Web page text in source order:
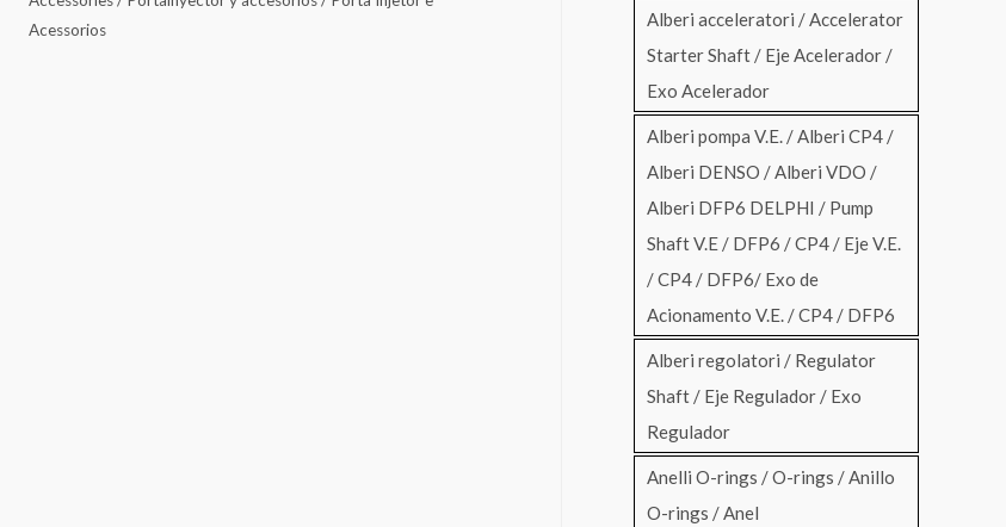
Acessorios
Alberi acceleratori / Accelerator
Starter Shaft / Eje Acelerador /
Exo Acelerador
Alberi pompa V.E. / Alberi CP4 /
Alberi DENSO / Alberi VDO /
Alberi DFP6 DELPHI / Pump
Shaft V.E / DFP6 / CP4 / Eje V.E.
/ CP4 / DFP6/ Exo de
Acionamento V.E. / CP4 / DFP6
Alberi regolatori / Regulator
Shaft / Eje Regulador / Exo
Regulador
Anelli O-rings / O-rings / Anillo
O-rings / Anel